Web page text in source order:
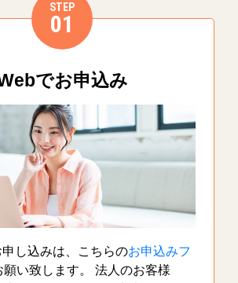
STEP
01
でお申込み
し込みは、こちらのお申込みフ
願い致します。 法人のお客様